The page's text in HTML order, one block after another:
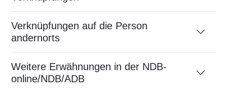
Verknüpfungen auf die Person
andernorts
Weitere Erwähnungen in der NDB-
online/NDB/ADB